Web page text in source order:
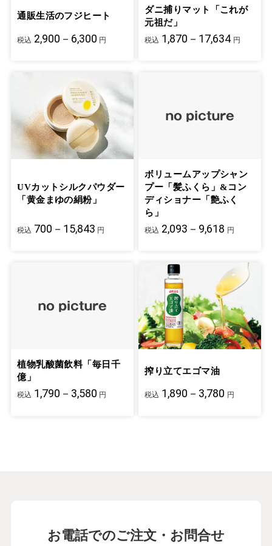
通販生活のフジヒート
税込 2,900－6,300 円
ダニ捕りマット「これが
元祖だ」
税込 1,870－17,634 円
UVカットシルクパウダー
「黄金まゆの絹粉」
税込 700－15,843 円
ボリュームアップシャン
プー「髪ふくら」&コン
ディショナー「艶ふく
ら」
税込 2,093－9,618 円
植物乳酸菌飲料「毎日千
億」
税込 1,790－3,580 円
搾り立てエゴマ油
税込 1,890－3,780 円
お電話でのご注文・お問合せ